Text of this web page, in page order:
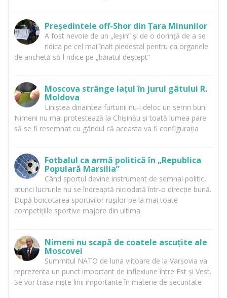
Președintele off-Shor din Țara Minunilor
A fost nevoie de un „leșin” și de o dorință de a se
ridica pe cel mai înalt piedestal pentru ca organele
de anchetă să-l ridice pe „băiatul deștept”
Moscova strânge lațul în jurul gâtului R.
Moldova
Liniștea dinaintea furtunii nu-i deloc un semn bun.
Nimeni nu mai protestează la Chișinău și toată lumea pare
să se fi resemnat cu gândul că aceasta va fi configurația
Fotbalul ca armă politică în „Republica
Populară Marsilia”
Când sportul devine instrument de semnal politic,
atunci lucrurile nu se îndreaptă niciodată într-o direcție bună.
După boicotarea sportivilor rușilor pe la mai toate
competițiile sportive majore din ultima
Nimeni nu scapă de coatele ascuțite ale
Moscovei
Summitul NATO de luna viitoare de la Varșovia va
reprezenta un punct important de inflexiune între Est și Vest.
Se vor trasa niște linii importante în materie de securitate